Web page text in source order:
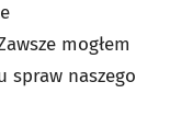
mogłem
spraw naszego